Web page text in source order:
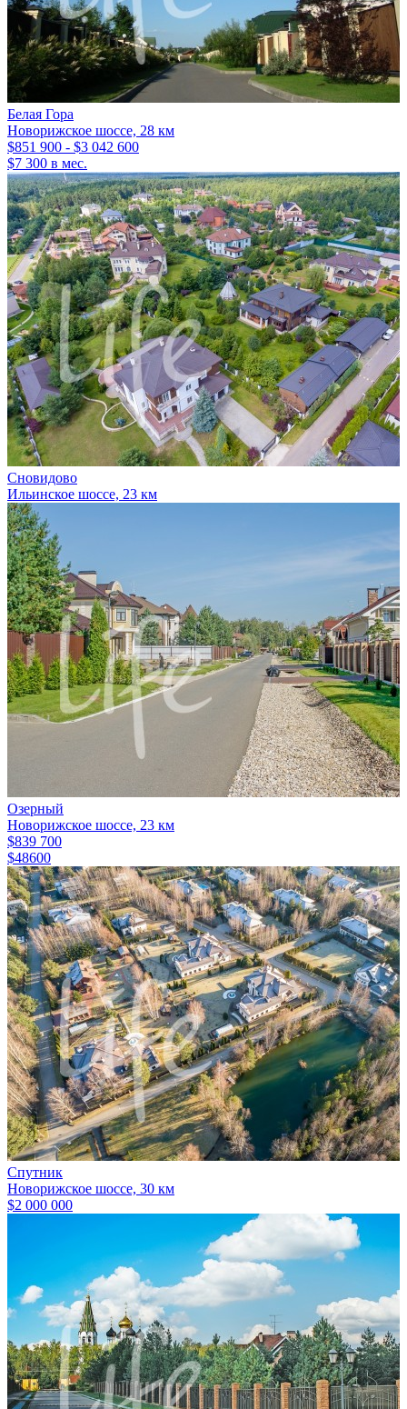
Белая Гора
Новорижское шоссе, 28 км
$851 900 - $3 042 600
$7 300 в мес.
Сновидово
Ильинское шоссе, 23 км
Озерный
Новорижское шоссе, 23 км
$839 700
$48600
Спутник
Новорижское шоссе, 30 км
$2 000 000